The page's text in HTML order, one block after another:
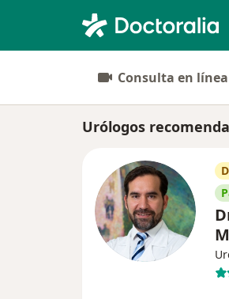
Consulta en línea
Urólogos